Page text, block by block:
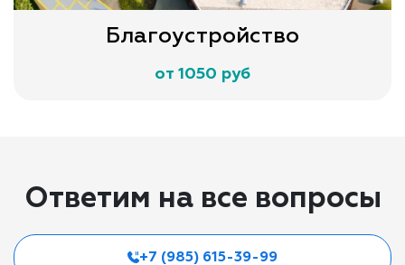
Благоустройство
от 1050 руб
Ответим на все вопросы
+7 (985) 615-39-99